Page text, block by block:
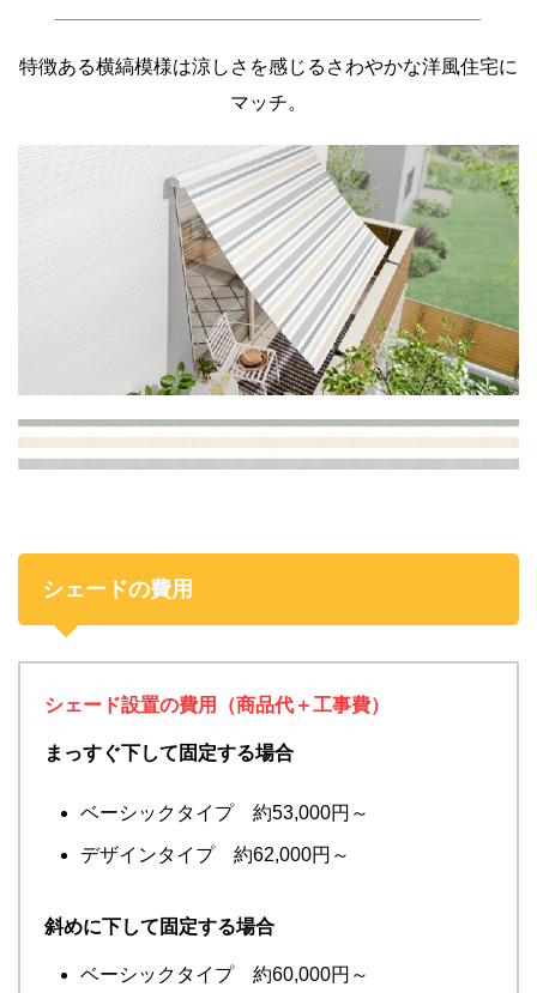
特徴ある横縞模様は涼しさを感じるさわやかな洋風住宅に
マッチ。
シェードの費用
シェード設置の費用（商品代＋工事費）
まっすぐ下して固定する場合
ベーシックタイプ 約53,000円～
デザインタイプ 約62,000円～
斜めに下して固定する場合
ベーシックタイプ 約60,000円～